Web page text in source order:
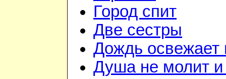
Город спит
Две сестры
Дождь освежает
Душа не молит и